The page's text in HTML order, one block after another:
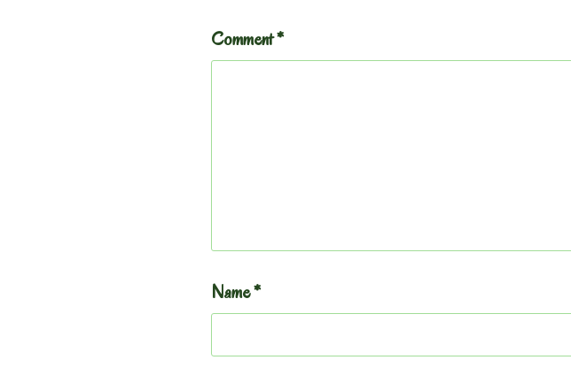
Comment*
Name*